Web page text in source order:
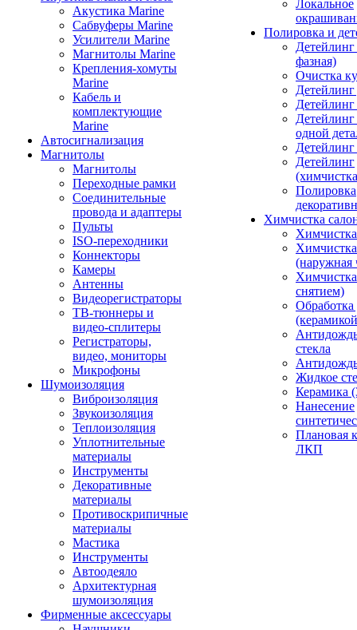
Акустика Marine
Сабвуферы Marine
Усилители Marine
Магнитолы Marine
Крепления-хомуты
Marine
Кабель и
комплектующие
Marine
Автосигнализация
Магнитолы
Магнитолы
Переходные рамки
Соединительные
провода и адаптеры
Пульты
ISO-переходники
Коннекторы
Камеры
Антенны
Видеорегистраторы
ТВ-тюннеры и
видео-сплитеры
Регистраторы,
видео, мониторы
Микрофоны
Шумоизоляция
Виброизоляция
Звукоизоляция
Теплоизоляция
Уплотнительные
материалы
Инструменты
Декоративные
материалы
Противоскрипичные
материалы
Мастика
Инструменты
Автоодеяло
Архитектурная
шумоизоляция
Фирменные аксессуары
Локальное
Полировка и
фазная)
Очистка
Детейлинг
одной
Детейлинг
Полировка
Химчистка
(наружная
снятием)
Обработка
стекла
Жидкое
Керамика
Нанесение
Плановая
ЛКП